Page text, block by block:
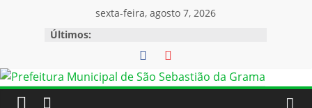
sexta-feira, agosto 7, 2026
Últimos: